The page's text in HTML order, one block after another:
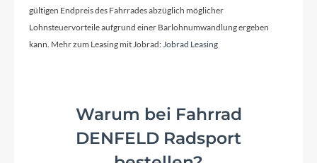
gültigen Endpreis des Fahrrades abzüglich möglicher
Lohnsteuervorteile aufgrund einer Barlohnumwandlung ergeben
kann. Mehr zum Leasing mit Jobrad:Jobrad Leasing
Warum bei Fahrrad
DENFELD Radsport